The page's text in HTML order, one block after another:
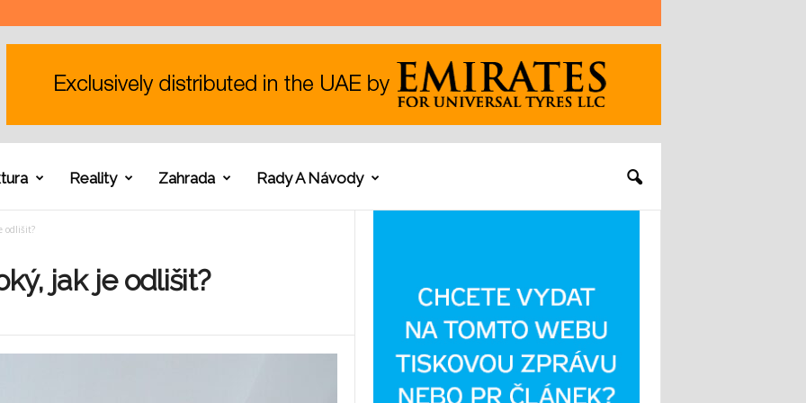
Reality Zahrada Rady A Návody
odlišit?
jak je odlišit?